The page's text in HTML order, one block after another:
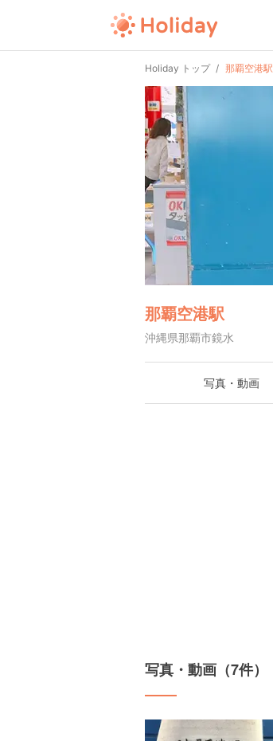
Holiday トップ 那覇空港駅
那覇空港駅
沖縄県那覇市鏡水
写真・動画
写真・動画（7件）